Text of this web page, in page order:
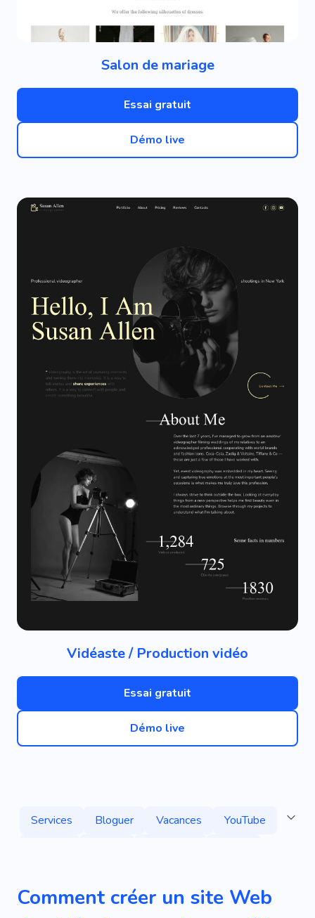
Salon de mariage
Essai gratuit
Démo live
Vidéaste / Production vidéo
Essai gratuit
Démo live
Services Bloguer Vacances
YouTube
Vlog Tsikavyi
Gagnant
Blogueur YouTube
Comment créer un site Web